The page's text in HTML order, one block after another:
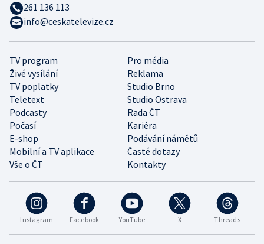
Instagram Facebook YouTube X Threads
TV program
Pro média
Živé vysílání
Reklama
TV poplatky
Studio Brno
Teletext
Studio Ostrava
Podcasty
Rada ČT
Počasí
Kariéra
E-shop
Podávání námětů
Mobilní a TV aplikace
Časté dotazy
Vše o ČT
Kontakty
261 136 113
info@ceskatelevize.cz